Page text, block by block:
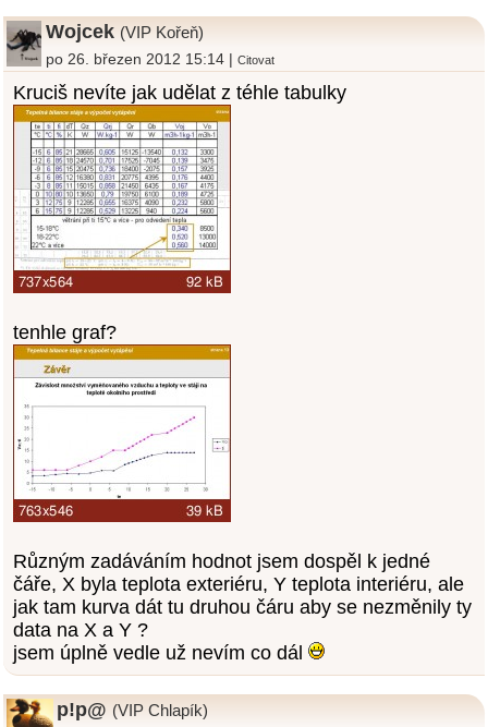
Wojcek (VIP Kořeň)
po 26. březen 2012 15:14 | Citovat
Kruciš nevíte jak udělat z téhle tabulky
tenhle graf?
Různým zadáváním hodnot jsem dospěl k jedné
čáře, X byla teplota exteriéru, Y teplota interiéru, ale
jak tam kurva dát tu druhou čáru aby se nezměnily ty
data na X a Y ?
jsem úplně vedle už nevím co dál
p!p@ (VIP Chlapík)